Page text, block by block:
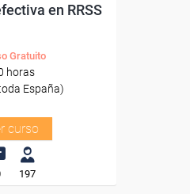
en RRSS
Gratuito
horas
España)
curso
197